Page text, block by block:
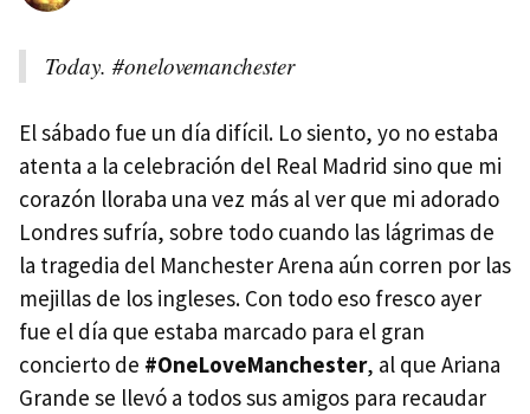
Today. #onelovemanchester
El sábado fue un día difícil. Lo siento, yo no estaba
atenta a la celebración del Real Madrid sino que mi
corazón lloraba una vez más al ver que mi adorado
Londres sufría, sobre todo cuando las lágrimas de
la tragedia del Manchester Arena aún corren por las
mejillas de los ingleses. Con todo eso fresco ayer
fue el día que estaba marcado para el gran
concierto de #OneLoveManchester, al que Ariana
Grande se llevó a todos sus amigos para recaudar